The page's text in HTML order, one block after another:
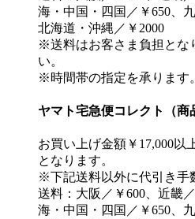
海・中国・四国／￥650、
北海道・沖縄／￥2000
※送料はお客さま負担とな
い。
※時間帯の指定を承ります。
ヤマト宅急便コレクト（商
お買い上げ金額￥17,000以
となります。
※下記送料以外に代引き手
送料：大阪／￥600、近畿
海・中国・四国／￥650、